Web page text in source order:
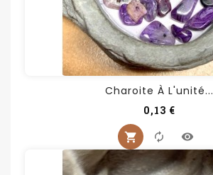
Charoite À L'unité...
0,13 €Prix